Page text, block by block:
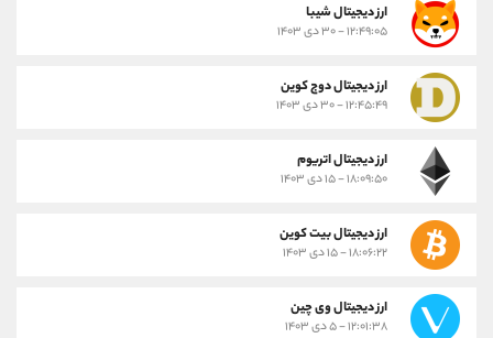
ارز ديجيتال شیبا
۱۲:۴۹:۰۵ - ۳۰ دی ۱۴۰۳
ارز دیجیتال دوج کوین
۱۲:۴۵:۴۹ - ۳۰ دی ۱۴۰۳
ارز دیجیتال اتریوم
۱۸:۰۹:۵۰ - ۱۵ دی ۱۴۰۳
ارز دیجیتال بیت کوین
۱۸:۰۶:۲۲ - ۱۵ دی ۱۴۰۳
ارز دیجیتال وی چین
۱۲:۰۱:۳۸ - ۵ دی ۱۴۰۳